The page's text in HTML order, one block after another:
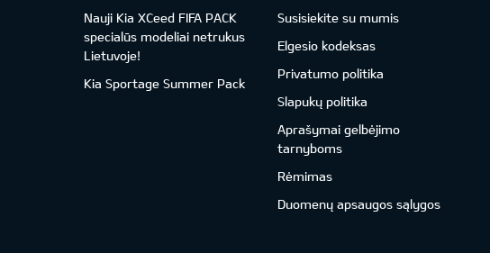
Nauji Kia XCeed FIFA PACK
specialūs modeliai netrukus
Lietuvoje!
Kia Sportage Summer Pack
Susisiekite su mumis
Elgesio kodeksas
Privatumo politika
Slapukų politika
Aprašymai gelbėjimo
tarnyboms
Rėmimas
Duomenų apsaugos sąlygos